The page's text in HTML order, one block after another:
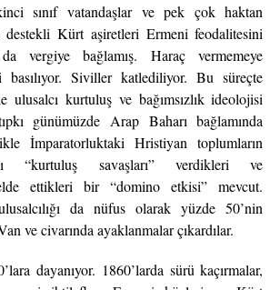
sınıf vatandaşlar ve pek çok haktan
destekli Kürt aşiretleri Ermeni feodalitesini
vergiye bağlamış. Haraç vermemeye
basılıyor. Siviller katlediliyor. Bu süreçte
ulusalcı kurtuluş ve bağımsızlık ideolojisi
günümüzde Arap Baharı bağlamında
İmparatorluktaki Hristiyan toplumların
“kurtuluş savaşları” verdikleri ve
elde ettikleri bir “domino etkisi” mevcut.
da nüfus olarak yüzde 50’nin
ve civarında ayaklanmalar çıkardılar.
dayanıyor. 1860’larda sürü kaçırmalar,